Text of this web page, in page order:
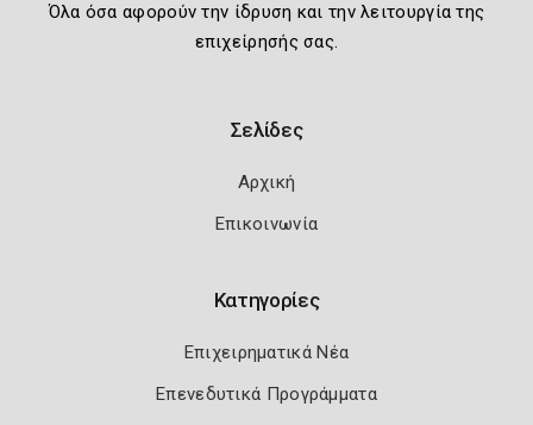
Όλα όσα αφορούν την ίδρυση και την λειτουργία της
επιχείρησής σας.
Σελίδες
Αρχική
Επικοινωνία
Κατηγορίες
Επιχειρηματικά Νέα
Επενεδυτικά Προγράμματα